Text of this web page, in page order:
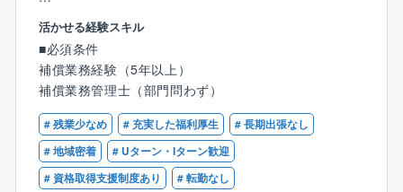
＜事業内容＞
物件補償調査算定/営業補償調査算定/工事損害事前事後
調査
■配属部署
技術部補償課に配属致します。60代男性1名、50代男
性1名、50代女性1名、40代女性1名、20代女性1名が
活躍しています。
有資格者の方を特に歓迎しております。
活かせる経験スキル
■必須条件
補償業務経験（5年以上）
補償業務管理士（部門問わず）
# 残業少なめ # 充実した福利厚生
# 長期出張なし
# 地域密着
# Uターン・Iターン歓迎
# 資格取得支援制度あり
# 転勤なし